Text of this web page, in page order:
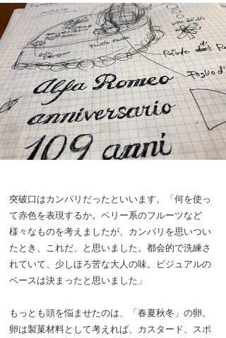
突破口はカンパリだったといいます。「何を使っ
て赤色を表現するか。ベリー系のフルーツなど
様々なものを考えましたが、カンパリを思いつい
たとき、これだ、と思いました。都会的で洗練さ
れていて、少しほろ苦な大人の味。ビジュアルの
ベースは決まったと思いました」
もっとも頭を悩ませたのは、「春夏秋冬」の卵。
卵は製菓材料として考えれば、カスタード、スポ